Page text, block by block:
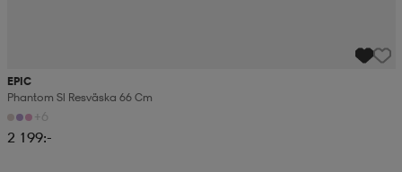
EPIC
Phantom Sl Resväska 66 Cm
+6
2 199:-